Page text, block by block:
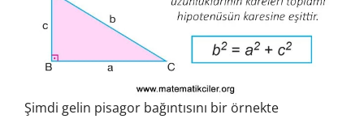
Şimdi gelin pisagor bağıntısını bir örnekte